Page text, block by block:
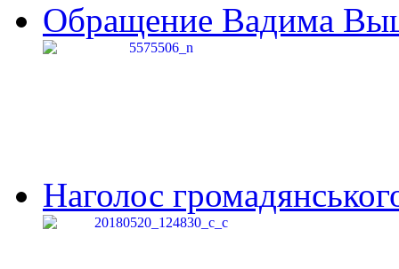
Обращение Вадима
Наголос